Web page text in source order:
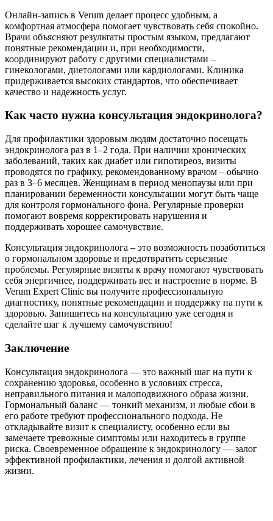
Онлайн-запись в Verum делает процесс удобным, а
комфортная атмосфера помогает чувствовать себя спокойно.
Врачи объясняют результаты простым языком, предлагают
понятные рекомендации и, при необходимости,
координируют работу с другими специалистами –
гинекологами, диетологами или кардиологами. Клиника
придерживается высоких стандартов, что обеспечивает
качество и надежность услуг.
Как часто нужна консультация эндокринолога?
Для профилактики здоровым людям достаточно посещать
эндокринолога раз в 1–2 года. При наличии хронических
заболеваний, таких как диабет или гипотиреоз, визиты
проводятся по графику, рекомендованному врачом – обычно
раз в 3–6 месяцев. Женщинам в период менопаузы или при
планировании беременности консультации могут быть чаще
для контроля гормонального фона. Регулярные проверки
помогают вовремя корректировать нарушения и
поддерживать хорошее самочувствие.
Консультация эндокринолога – это возможность позаботиться
о гормональном здоровье и предотвратить серьезные
проблемы. Регулярные визиты к врачу помогают чувствовать
себя энергичнее, поддерживать вес и настроение в норме. В
Verum Expert Clinic вы получите профессиональную
диагностику, понятные рекомендации и поддержку на пути к
здоровью. Запишитесь на консультацию уже сегодня и
сделайте шаг к лучшему самочувствию!
Заключение
Консультация эндокринолога — это важный шаг на пути к
сохранению здоровья, особенно в условиях стресса,
неправильного питания и малоподвижного образа жизни.
Гормональный баланс — тонкий механизм, и любые сбои в
его работе требуют профессионального подхода. Не
откладывайте визит к специалисту, особенно если вы
замечаете тревожные симптомы или находитесь в группе
риска. Своевременное обращение к эндокринологу — залог
эффективной профилактики, лечения и долгой активной
жизни.